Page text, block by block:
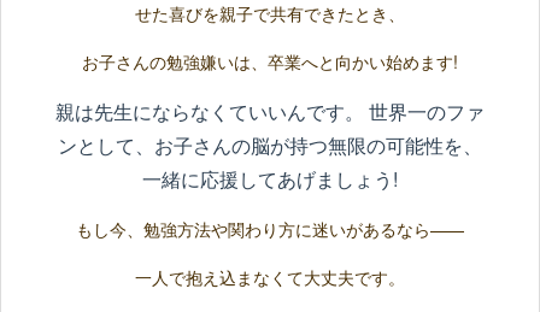
せた喜びを親子で共有できたとき、
お子さんの勉強嫌いは、卒業へと向かい始めます!
親は先生にならなくていいんです。 世界一のファ
ンとして、お子さんの脳が持つ無限の可能性を、
一緒に応援してあげましょう!
もし今、勉強方法や関わり方に迷いがあるなら——
一人で抱え込まなくて大丈夫です。